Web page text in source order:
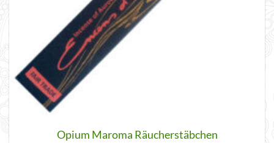
Opium Maroma Räucherstäbchen